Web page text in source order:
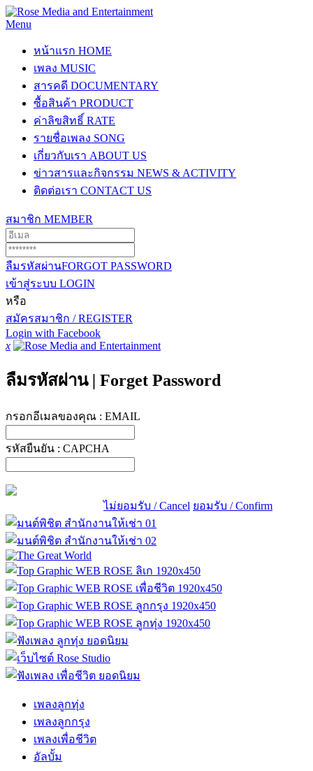
Menu
หน้าแรก HOME
เพลง MUSIC
สารคดี DOCUMENTARY
ซื้อสินค้า PRODUCT
ค่าลิขสิทธิ์ RATE
รายชื่อเพลง SONG
เกี่ยวกับเรา ABOUT US
ข่าวสารและกิจกรรม NEWS & ACTIVITY
ติดต่อเรา CONTACT US
สมาชิก MEMBER
ลืมรหัสผ่านFORGOT PASSWORD
เข้าสู่ระบบ LOGIN
หรือ
สมัครสมาชิก / REGISTER
Login with Facebook
x
ลืมรหัสผ่าน | Forget Password
กรอกอีเมลของคุณ : EMAIL
รหัสยืนยัน : CAPCHA
ไม่ยอมรับ / Cancel ยอมรับ / Confirm
เพลงลูกทุ่ง
เพลงลูกกรุง
เพลงเพื่อชีวิต
อัลบั้ม